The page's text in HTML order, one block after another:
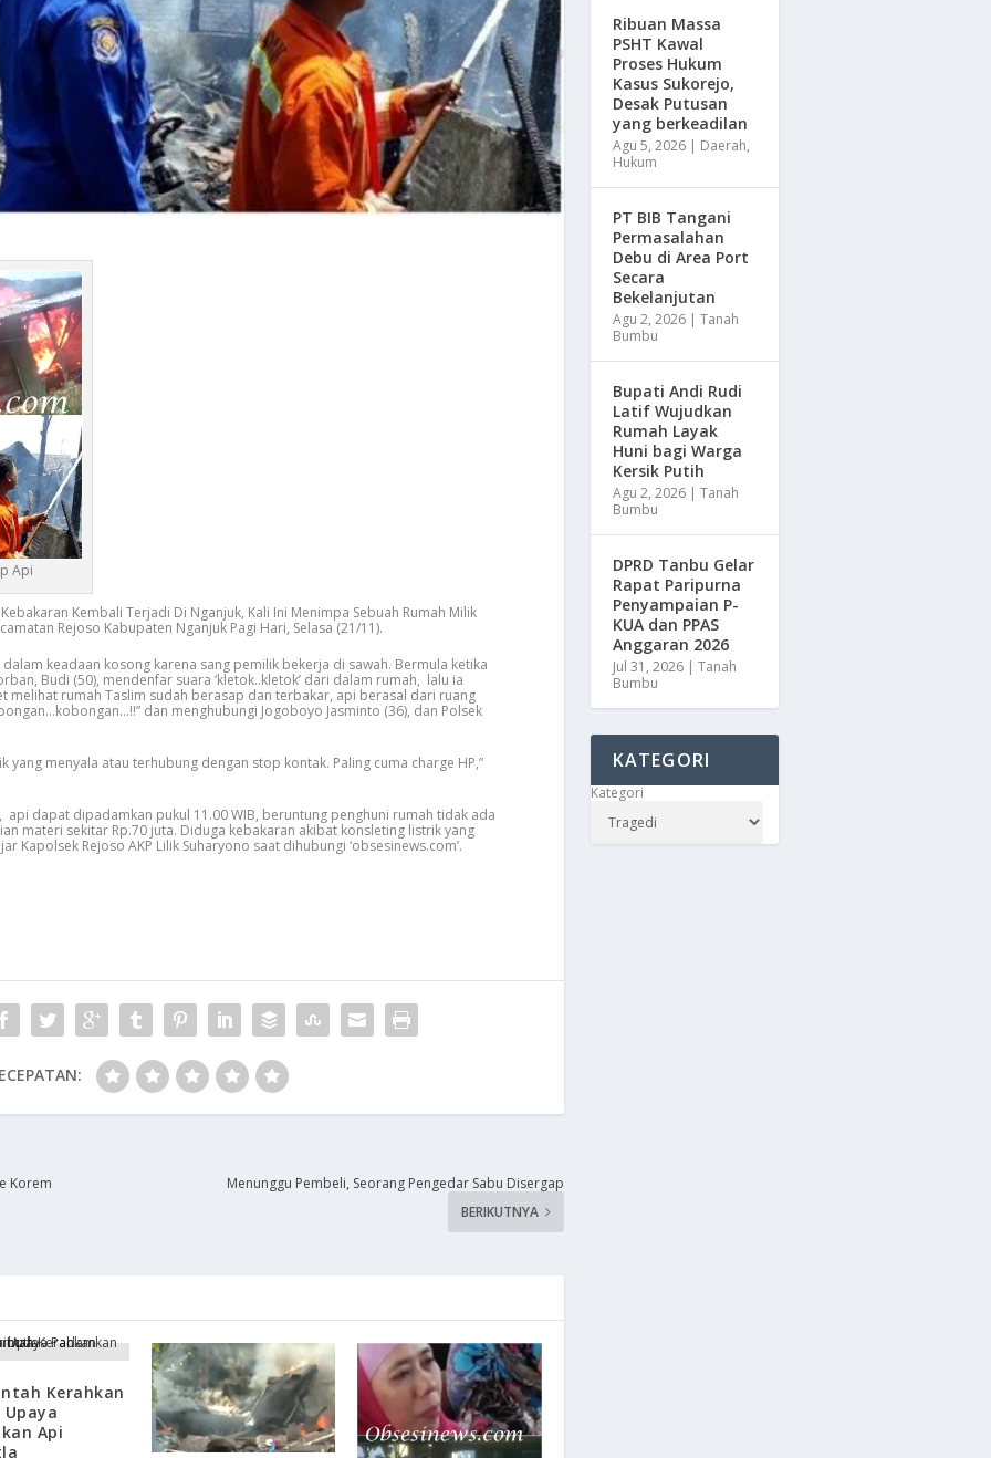
Api
Kembali Terjadi Di Nganjuk, Kali Ini Menimpa Sebuah Rumah Milik
Rejoso Kabupaten Nganjuk Pagi Hari, Selasa (21/11).
keadaan kosong karena sang pemilik bekerja di sawah. Bermula ketika
Budi (50), mendenfar suara ‘kletok..kletok’ dari dalam rumah, lalu ia
melihat rumah Taslim sudah berasap dan terbakar, api berasal dari ruang
dan menghubungi Jogoboyo Jasminto (36), dan Polsek
yang menyala atau terhubung dengan stop kontak. Paling cuma charge HP,”
api dapat dipadamkan pukul 11.00 WIB, beruntung penghuni rumah tidak ada
materi sekitar Rp.70 juta. Diduga kebakaran akibat konsleting listrik yang
Kapolsek Rejoso AKP Lilik Suharyono saat dihubungi ‘obsesinews.com’.
Korem
Menunggu Pembeli, Seorang Pengedar Sabu Disergap
BERIKUTNYA
Kerahkan
Upaya
Api
Ribuan Massa
PSHT Kawal
Proses Hukum
Kasus Sukorejo,
Desak Putusan
yang berkeadilan
Agu 5, 2026| Daerah,
Hukum
PT BIB Tangani
Permasalahan
Debu di Area Port
Secara
Bekelanjutan
Agu 2, 2026| Tanah
Bumbu
Bupati Andi Rudi
Latif Wujudkan
Rumah Layak
Huni bagi Warga
Kersik Putih
Agu 2, 2026| Tanah
Bumbu
DPRD Tanbu Gelar
Rapat Paripurna
Penyampaian P-
KUA dan PPAS
Anggaran 2026
Jul 31, 2026| Tanah
Bumbu
KATEGORI
Kategori